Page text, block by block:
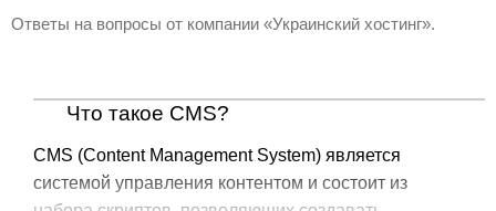
Ответы на вопросы от компании «Украинский хостинг».
Что такое CMS?
CMS (Content Management System) является
системой управления контентом и состоит из